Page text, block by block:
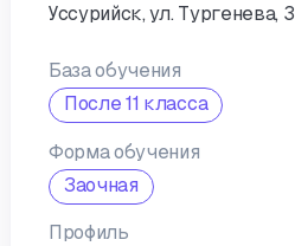
Уссурийск, ул. Тургенева, 3
База обучения
После 11 класса
Форма обучения
Заочная
Профиль